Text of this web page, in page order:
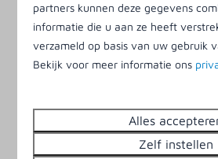
faciliteiten, zoals een overdekt
fitnessruimte, bowling en
zorgen ervoor dat je je, ook op
het park, maar ook een sfeervol
partners kunnen deze gegevens
informatie die u aan ze heeft
verzameld op basis van uw gebruik
Bekijk voor meer informatie ons
Alles
Zelf instellen